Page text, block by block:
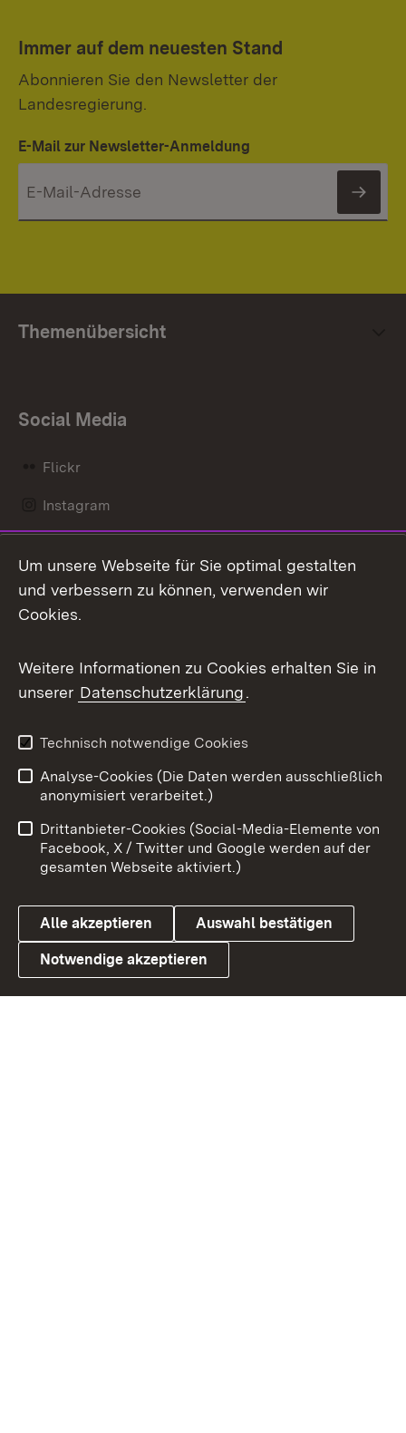
Immer auf dem neuesten Stand
Abonnieren Sie den Newsletter der
Landesregierung.
E-Mail zur Newsletter-Anmeldung
Themenübersicht
Social Media
Flickr
Instagram
Mastodon
Messenger
Social Wall
X / Twitter
Youtube
Link zum Landesportal
Benutzungshinweise
Barrierefreiheit
Datenschutz
Cookies
Um unsere Webseite für Sie optimal gestalten
und verbessern zu können, verwenden wir
Cookies.
Weitere Informationen zu Cookies erhalten Sie in
unserer Datenschutzerklärung.
Technisch notwendige Cookies
Analyse-Cookies (Die Daten werden ausschließlich
anonymisiert verarbeitet.)
Drittanbieter-Cookies (Social-Media-Elemente von
Facebook, X / Twitter und Google werden auf der
gesamten Webseite aktiviert.)
Alle akzeptieren Auswahl bestätigen
Notwendige akzeptieren